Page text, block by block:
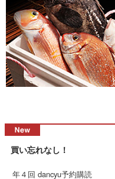
買い忘れなし！
年４回 dancyu予約購読